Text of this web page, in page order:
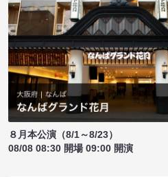
８月本公演（8/1～8/23）
08/08 08:30 開場 09:00 開演